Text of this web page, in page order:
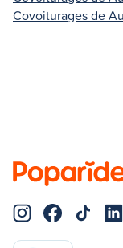
Covoiturages de